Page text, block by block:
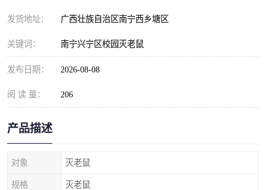
发货地址： 广西壮族自治区南宁西乡塘区
关键词： 南宁兴宁区校园灭老鼠
发布日期： 2026-08-08
阅 读 量： 206
产品描述
对象 灭老鼠
规格 灭老鼠